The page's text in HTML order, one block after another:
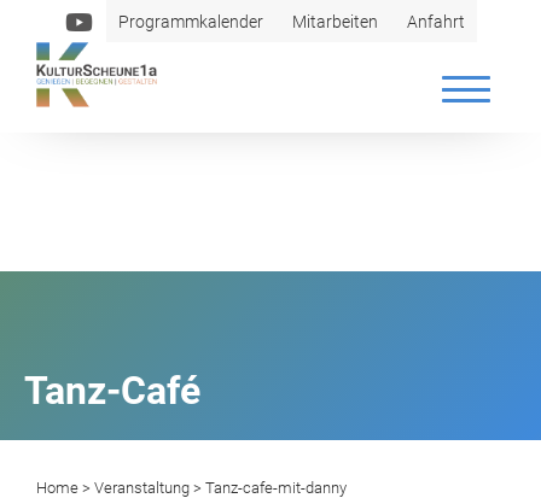
Programmkalender Mitarbeiten Anfahrt
Tanz-Café
Home > Veranstaltung > Tanz-cafe-mit-danny